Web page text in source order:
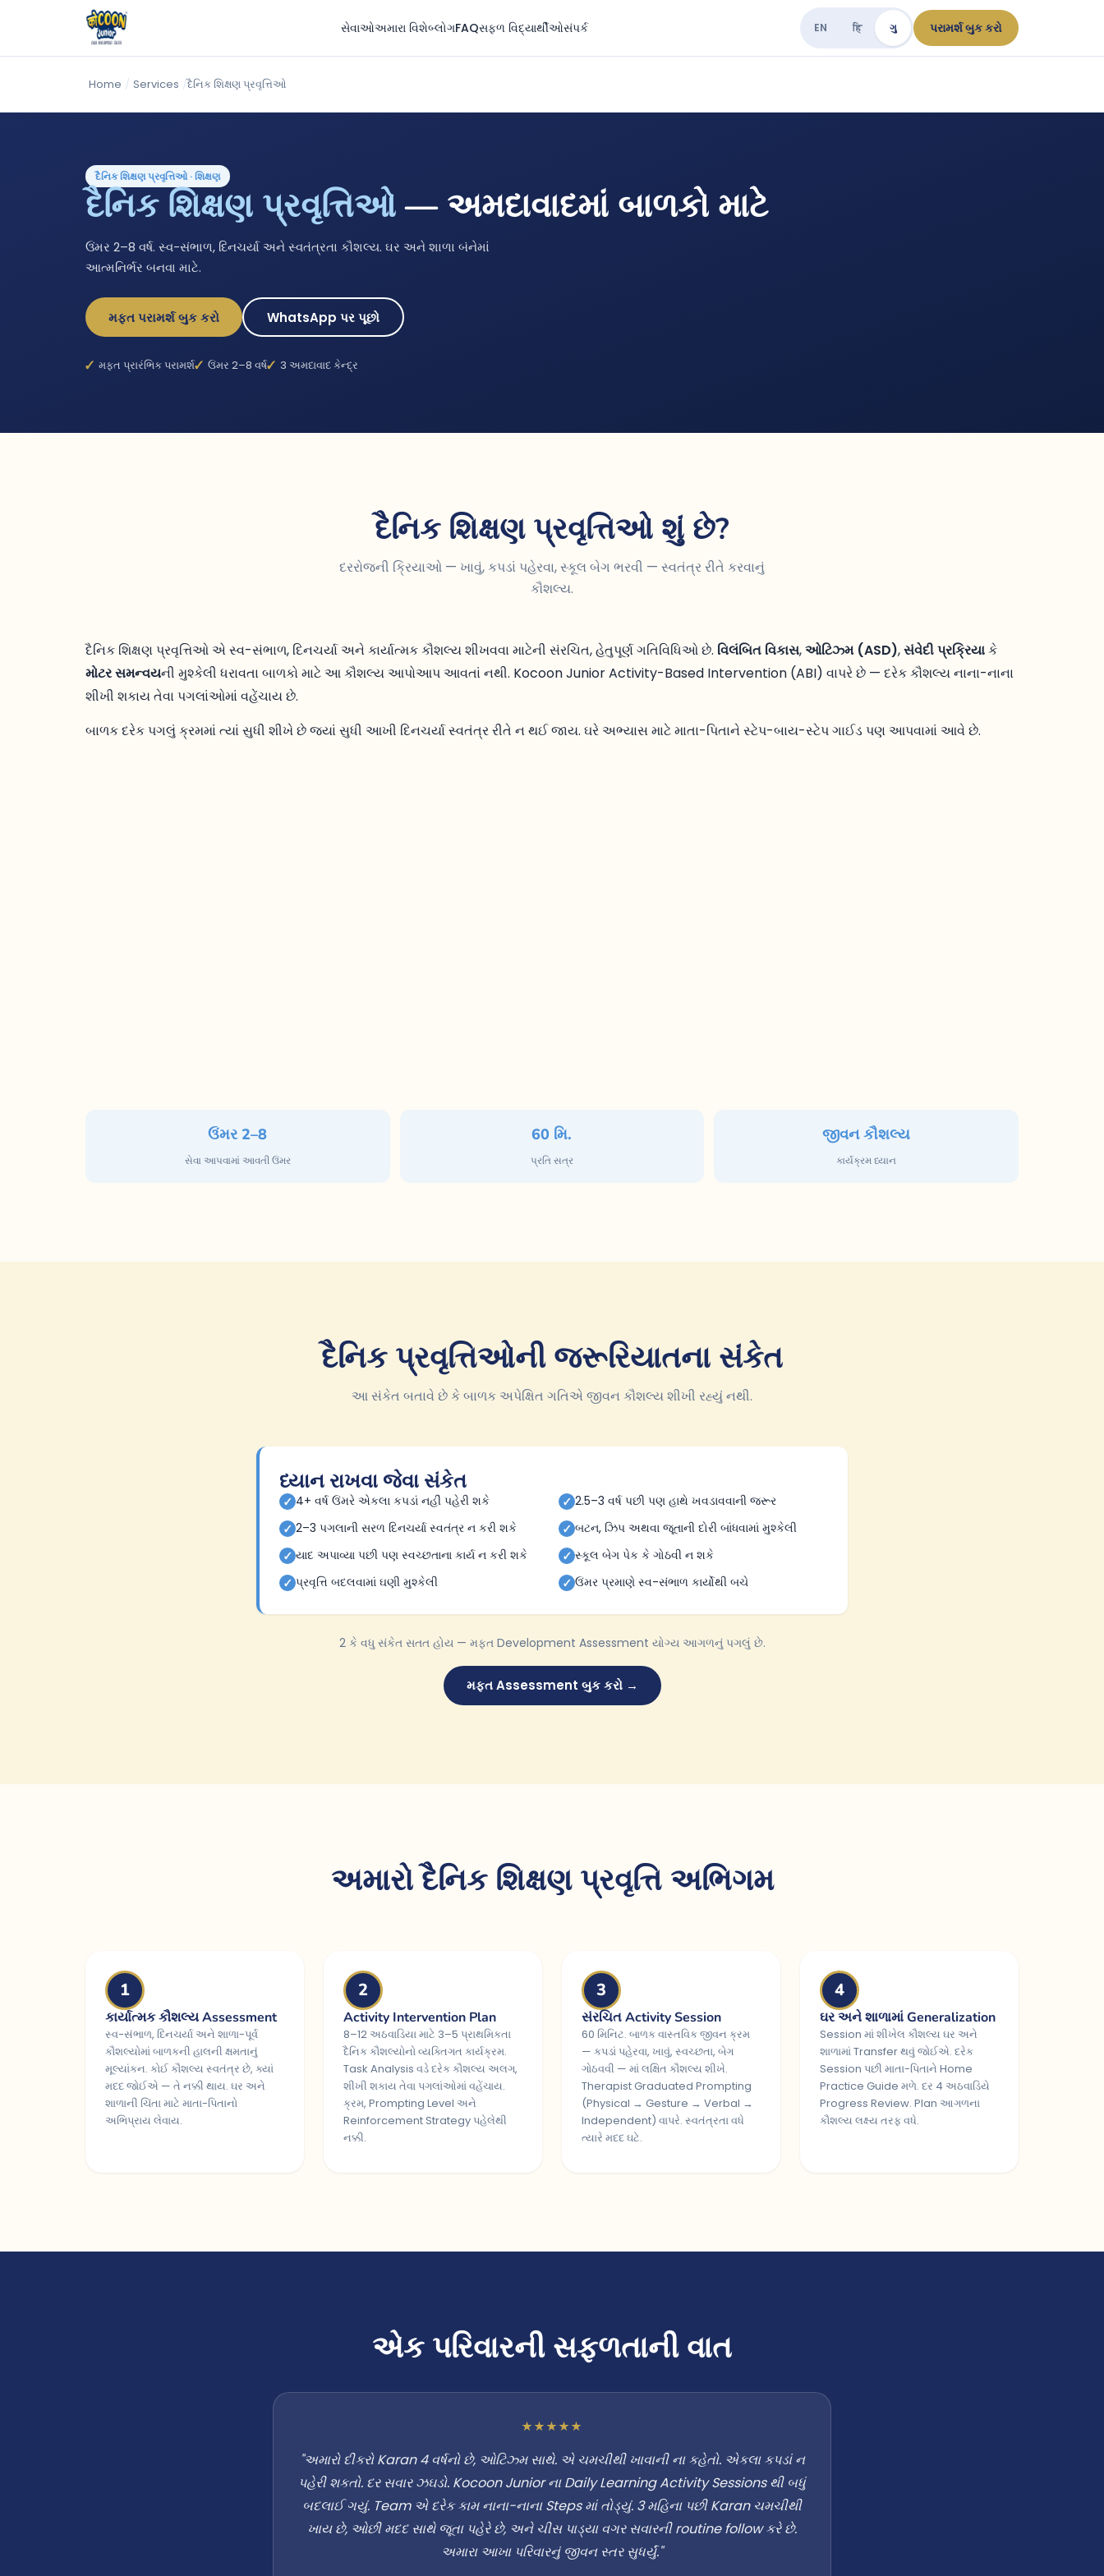
સેવાઓઅમારા વિશેબ્લોગFAQસફળ વિદ્યાર્થીઓસંપર્ક EN हि ગુ પરામર્શ બુક કરો
Home / Services /દૈનિક શિક્ષણ પ્રવૃત્તિઓ
દૈનિક શિક્ષણ પ્રવૃત્તિઓ · શિક્ષણ
દૈનિક શિક્ષણ પ્રવૃત્તિઓ— અમદાવાદમાં બાળકો માટે
ઉંમર 2–8 વર્ષ. સ્વ-સંભાળ, દિનચર્યા અને સ્વતંત્રતા કૌશલ્ય. ઘર અને શાળા બંનેમાં
આત્મનિર્ભર બનવા માટે.
મફત પરામર્શ બુક કરો WhatsApp પર પૂછો
મફત પ્રારંભિક પરામર્શ ઉંમર 2–8 વર્ષ 3 અમદાવાદ કેન્દ્ર
દૈનિક શિક્ષણ પ્રવૃત્તિઓ શું છે?
દરરોજની ક્રિયાઓ — ખાવું, કપડાં પહેરવા, સ્કૂલ બેગ ભરવી — સ્વતંત્ર રીતે કરવાનું
કૌશલ્ય.
દૈનિક શિક્ષણ પ્રવૃત્તિઓ એ સ્વ-સંભાળ, દિનચર્યા અને કાર્યાત્મક કૌશલ્ય શીખવવા માટેની સંરચિત, હેતુપૂર્ણ ગતિવિધિઓ છે. વિલંબિત વિકાસ,ઓટિઝ્મ (ASD),સંવેદી પ્રક્રિયાકે
મોટર સમન્વયની મુશ્કેલી ધરાવતા બાળકો માટે આ કૌશલ્ય આપોઆપ આવતાં નથી. Kocoon Junior Activity-Based Intervention (ABI) વાપરે છે — દરેક કૌશલ્ય નાના-નાના
શીખી શકાય તેવા પગલાંઓમાં વહેંચાય છે.
બાળક દરેક પગલું ક્રમમાં ત્યાં સુધી શીખે છે જ્યાં સુધી આખી દિનચર્યા સ્વતંત્ર રીતે ન થઈ જાય. ઘરે અભ્યાસ માટે માતા-પિતાને સ્ટેપ-બાય-સ્ટેપ ગાઈડ પણ આપવામાં આવે છે.
ઉંમર 2–8
સેવા આપવામાં આવતી ઉંમર
60 મિ.
પ્રતિ સત્ર
જીવન કૌશલ્ય
કાર્યક્રમ ધ્યાન
દૈનિક પ્રવૃત્તિઓની જરૂરિયાતના સંકેત
આ સંકેત બતાવે છે કે બાળક અપેક્ષિત ગતિએ જીવન કૌશલ્ય શીખી રહ્યું નથી.
ધ્યાન રાખવા જેવા સંકેત
✓ 4+ વર્ષ ઉંમરે એકલા કપડાં નહીં પહેરી શકે ✓ 2.5–3 વર્ષ પછી પણ હાથે ખવડાવવાની જરૂર
✓ 2–3 પગલાની સરળ દિનચર્યા સ્વતંત્ર ન કરી શકે ✓ બટન, ઝિપ અથવા જૂતાની દોરી બાંધવામાં મુશ્કેલી
✓ યાદ અપાવ્યા પછી પણ સ્વચ્છતાના કાર્ય ન કરી શકે ✓ સ્કૂલ બેગ પેક કે ગોઠવી ન શકે
✓ પ્રવૃત્તિ બદલવામાં ઘણી મુશ્કેલી ✓ ઉંમર પ્રમાણે સ્વ-સંભાળ કાર્યોથી બચે
2 કે વધુ સંકેત સતત હોય — મફત Development Assessment યોગ્ય આગળનું પગલું છે.
મફત Assessment બુક કરો →
અમારો દૈનિક શિક્ષણ પ્રવૃત્તિ અભિગમ
1
કાર્યાત્મક કૌશલ્ય Assessment
સ્વ-સંભાળ, દિનચર્યા અને શાળા-પૂર્વ
કૌશલ્યોમાં બાળકની હાલની ક્ષમતાનું
મૂલ્યાંકન. કોઈ કૌશલ્ય સ્વતંત્ર છે, ક્યાં
મદદ જોઈએ — તે નક્કી થાય. ઘર અને
શાળાની ચિંતા માટે માતા-પિતાનો
અભિપ્રાય લેવાય.
2
Activity Intervention Plan
8–12 અઠવાડિયા માટે 3–5 પ્રાથમિકતા
દૈનિક કૌશલ્યોનો વ્યક્તિગત કાર્યક્રમ.
Task Analysis વડે દરેક કૌશલ્ય અલગ,
શીખી શકાય તેવા પગલાંઓમાં વહેંચાય.
ક્રમ, Prompting Level અને
Reinforcement Strategy પહેલેથી
નક્કી.
3
સંરચિત Activity Session
60 મિનિટ. બાળક વાસ્તવિક જીવન ક્રમ
— કપડાં પહેરવા, ખાવું, સ્વચ્છતા, બેગ
ગોઠવવી — માં લક્ષિત કૌશલ્ય શીખે.
Therapist Graduated Prompting
(Physical → Gesture → Verbal →
Independent) વાપરે. સ્વતંત્રતા વધે
ત્યારે મદદ ઘટે.
4
ઘર અને શાળામાં Generalization
Session માં શીખેલ કૌશલ્ય ઘર અને
શાળામાં Transfer થવું જોઈએ. દરેક
Session પછી માતા-પિતાને Home
Practice Guide મળે. દર 4 અઠવાડિયે
Progress Review. Plan આગળના
કૌશલ્ય લક્ષ્ય તરફ વધે.
એક પરિવારની સફળતાની વાત
★★★★★
"અમારો દીકરો Karan 4 વર્ષનો છે, ઓટિઝ્મ સાથે. એ ચમચીથી ખાવાની ના કહેતો. એકલા કપડાં ન
પહેરી શકતો. દર સવાર ઝઘડો. Kocoon Junior ના Daily Learning Activity Sessions થી બધું
બદલાઈ ગયું. Team એ દરેક કામ નાના-નાના Steps માં તોડ્યું. 3 મહિના પછી Karan ચમચીથી
ખાય છે, ઓછી મદદ સાથે જૂતા પહેરે છે, અને ચીસ પાડ્યા વગર સવારની routine follow કરે છે.
અમારા આખા પરિવારનું જીવન સ્તર સુધર્યું."